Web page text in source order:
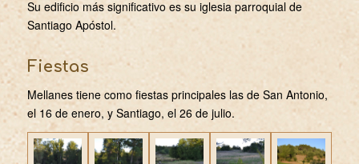
Su edificio más significativo es su iglesia parroquial de
Santiago Apóstol.
Fiestas
Mellanes tiene como fiestas principales las de San Antonio,
el 16 de enero, y Santiago, el 26 de julio.